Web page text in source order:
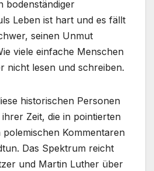
bodenständiger
Leben ist hart und es fällt
seinen Unmut
viele einfache Menschen
nicht lesen und schreiben.
historischen Personen
Zeit, die in pointierten
polemischen Kommentaren
Das Spektrum reicht
und Martin Luther über